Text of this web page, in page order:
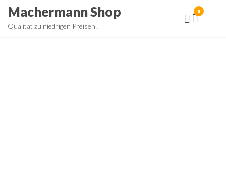
ZumMachermann Shop
Qualität zu niedrigen Preisen !
0